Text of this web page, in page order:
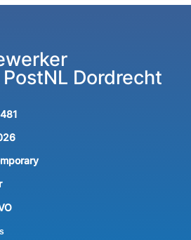
Dordrecht